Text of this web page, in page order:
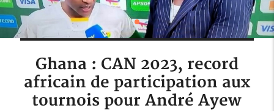
Ghana : CAN 2023, record
africain de participation aux
tournois pour André Ayew